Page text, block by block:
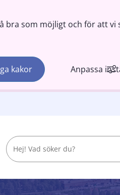
bra som möjligt och för att
kakor Anpassa